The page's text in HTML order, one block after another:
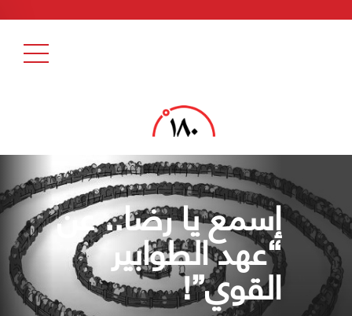
إسمع يا رضا.. عن
“عهد الطوابير
القوي”!